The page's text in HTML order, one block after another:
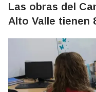
Las obras del
Alto Valle tienen